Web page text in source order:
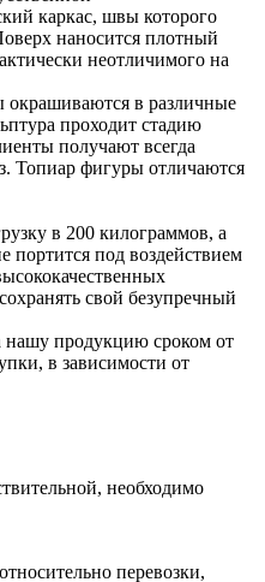
каркас, швы которого
наносится плотный
неотличимого на
окрашиваются в различные
проходит стадию
получают всегда
Топиар фигуры отличаются
в 200 килограммов, а
портится под воздействием
свой безупречный
продукцию сроком от
в зависимости от
необходимо
перевозки,